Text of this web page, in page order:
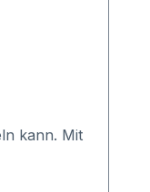
kann. Mit